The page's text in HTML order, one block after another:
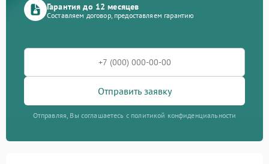
Гарантия до 12 месяцев
Составляем договор, предоставляем гарантию
Отправить заявку
Отправляя, Вы соглашаетесь с политикой конфиденциальности